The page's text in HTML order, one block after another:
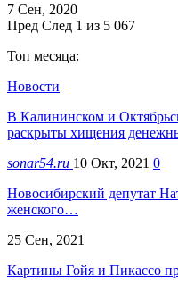
7 Сен, 2020
Пред След 1 из 5 067
Топ месяца:
Новости
В Калининском и
раскрыты хищения
sonar54.ru 10 Окт, 2021 0
Новосибирский депутат
женского…
25 Сен, 2021
Картины Гойя и Пикассо